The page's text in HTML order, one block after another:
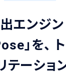
エンジン
」を、
テーショ